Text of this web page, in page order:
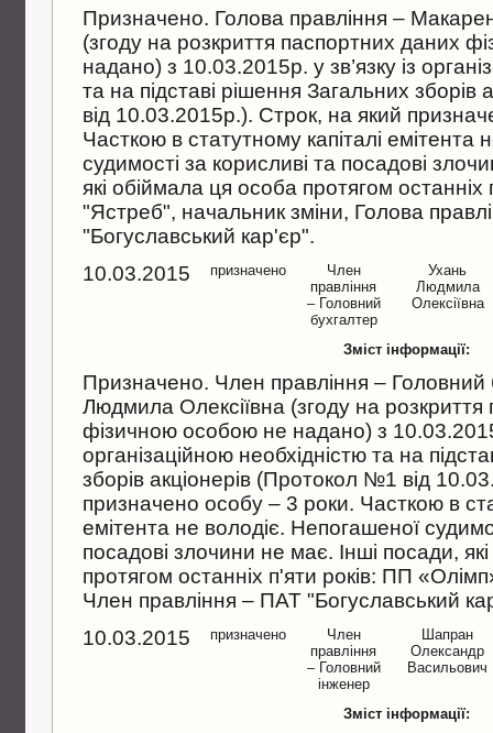
Призначено. Голова правлiння –
(згоду на розкриття паспортних даних
надано) з 10.03.2015р. у зв’язку iз
та на пiдставi рiшення Загальних
вiд 10.03.2015р.). Строк, на який
Часткою в статутному капiталi емiтента
судимостi за корисливi та посадовi
якi обiймала ця особа протягом останнiх
"Ястреб", начальник змiни, Голова
"Богуславський кар'єр".
10.03.2015
призначено
Член
правлiння
– Головний
бухгалтер
Ухань
Людмила
Олексiївна
Зміст інформації:
Призначено. Член правлiння – Головний
Людмила Олексiївна (згоду на розкриття
фiзичною особою не надано) з
органiзацiйною необхiднiстю та на
зборiв акцiонерiв (Протокол №1 вiд
призначено особу – 3 роки. Часткою в
емiтента не володiє. Непогашеної
посадовi злочини не має. Iншi посади,
протягом останнiх п'яти рокiв: ПП
Член правлiння – ПАТ "Богуславський
10.03.2015
призначено
Член
правлiння
– Головний
iнженер
Шапран
Олександр
Васильович
Зміст інформації: